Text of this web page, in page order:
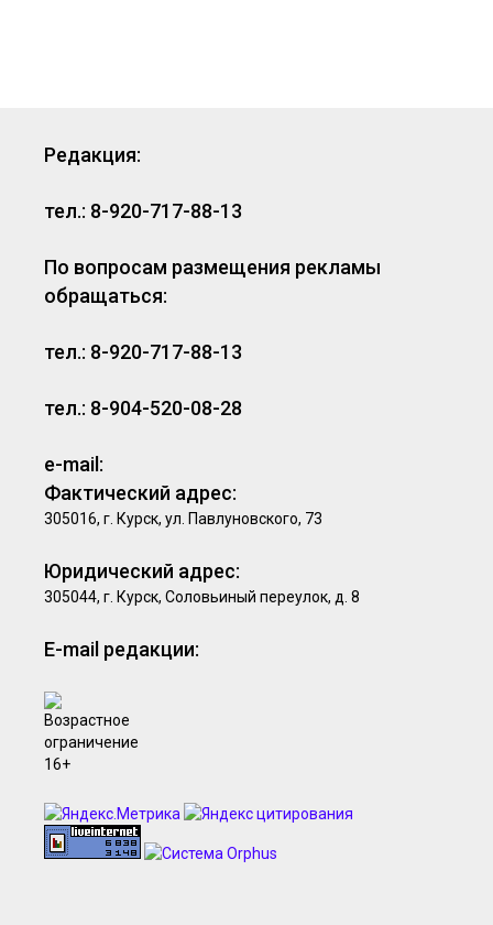
Редакция:
тел.: 8-920-717-88-13
По вопросам размещения рекламы
обращаться:
тел.: 8-920-717-88-13
тел.: 8-904-520-08-28
e-mail:
Фактический адрес:
305016, г. Курск, ул. Павлуновского, 73
Юридический адрес:
305044, г. Курск, Соловьиный переулок, д. 8
E-mail редакции: